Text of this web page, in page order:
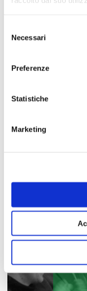
delNecessari
Preferenze
Statistiche
Marketing